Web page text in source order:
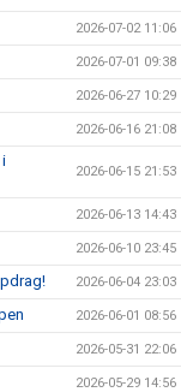
2026-07-02 11:06
2026-07-01 09:38
2026-06-27 10:29
2026-06-16 21:08
i
2026-06-15 21:53
2026-06-13 14:43
2026-06-10 23:45
2026-06-04 23:03
2026-06-01 08:56
2026-05-31 22:06
2026-05-29 14:56